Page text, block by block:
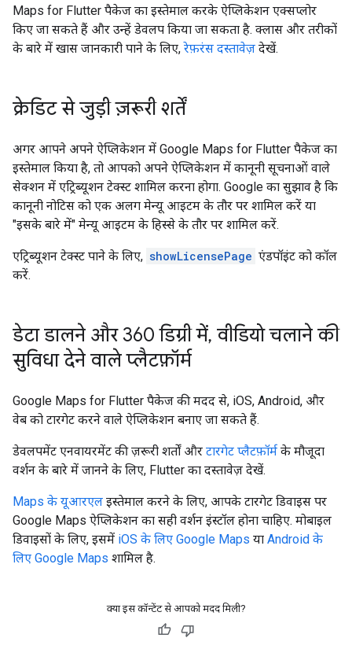
Maps for Flutter पैकेज का इस्तेमाल करके ऐप्लिकेशन एक्सप्लोर
किए जा सकते हैं और उन्हें डेवलप किया जा सकता है. क्लास और तरीकों
के बारे में खास जानकारी पाने के लिए,रेफ़रंस दस्तावेज़ देखें.
क्रेडिट से जुड़ी ज़रूरी शर्तें
अगर आपने अपने ऐप्लिकेशन में Google Maps for Flutter पैकेज का
इस्तेमाल किया है, तो आपको अपने ऐप्लिकेशन में कानूनी सूचनाओं वाले
सेक्शन में एट्रिब्यूशन टेक्स्ट शामिल करना होगा. Google का सुझाव है कि
कानूनी नोटिस को एक अलग मेन्यू आइटम के तौर पर शामिल करें या
"इसके बारे में" मेन्यू आइटम के हिस्से के तौर पर शामिल करें.
एट्रिब्यूशन टेक्स्ट पाने के लिए, showLicensePage एंडपॉइंट को कॉल
करें.
डेटा डालने और 360 डिग्री में, वीडियो चलाने की
सुविधा देने वाले प्लैटफ़ॉर्म
Google Maps for Flutter पैकेज की मदद से, iOS, Android, और
वेब को टारगेट करने वाले ऐप्लिकेशन बनाए जा सकते हैं.
डेवलपमेंट एनवायरमेंट की ज़रूरी शर्तों और टारगेट प्लैटफ़ॉर्म के मौजूदा
वर्शन के बारे में जानने के लिए, Flutter का दस्तावेज़ देखें.
Maps के यूआरएल इस्तेमाल करने के लिए, आपके टारगेट डिवाइस पर
Google Maps ऐप्लिकेशन का सही वर्शन इंस्टॉल होना चाहिए. मोबाइल
डिवाइसों के लिए, इसमें iOS के लिए Google Maps या Android के
लिए Google Maps शामिल है.
क्या इस कॉन्टेंट से आपको मदद मिली?